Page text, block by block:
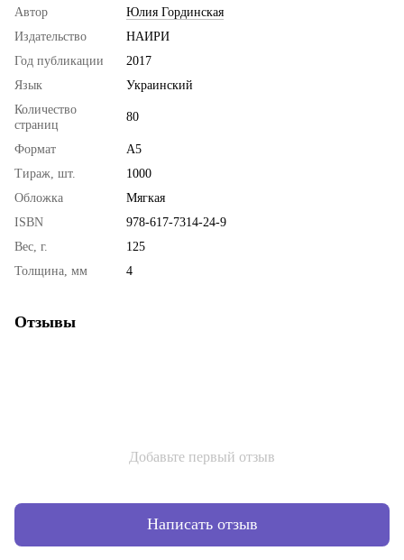
Автор
Юлия Гординская
Издательство
НАИРИ
Год публикации
2017
Язык
Украинский
Количество
страниц
80
Формат
А5
Тираж, шт.
1000
Обложка
Мягкая
ISBN
978-617-7314-24-9
Вес, г.
125
Толщина, мм
4
Отзывы
Добавьте первый отзыв
Написать отзыв